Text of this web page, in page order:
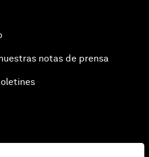
notas de prensa